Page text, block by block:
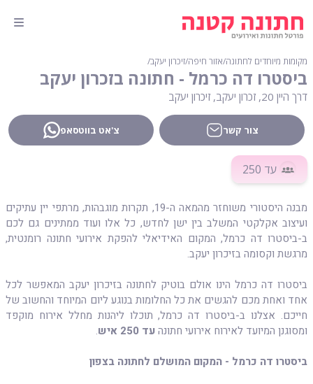
מקומות מיוחדים לחתונה∕אזור חיפה∕זיכרון יעקב∕
ביסטרו דה כרמל - חתונה בזכרון יעקב
דרך היין 20, זכרון יעקב, זיכרון יעקב
צור קשר צ'אט בווטסאפ
עד 250
מבנה היסטורי משוחזר מהמאה ה-19, תקרות מוגבהות, מרתפי יין עתיקים
ועיצוב אקלקטי המשלב בין ישן לחדש, כל אלו ועוד ממתינים גם לכם
ב-ביסטרו דה כרמל, המקום האידיאלי להפקת אירועי חתונה רומנטית,
מרגשת וקסומה בזיכרון יעקב.
ביסטרו דה כרמל הינו אולם בוטיק לחתונה בזיכרון יעקב המאפשר לכל
אחד ואחת מכם להגשים את כל החלומות בנוגע ליום המיוחד והחשוב של
חייכם. אצלנו ב-ביסטרו דה כרמל, תוכלו ליהנות מחלל אירוח מוקפד
ומסוגנן המיועד לאירוח אירועי חתונהעד 250 איש
.
ביסטרו דה כרמל - המקום המושלם לחתונה בצפון